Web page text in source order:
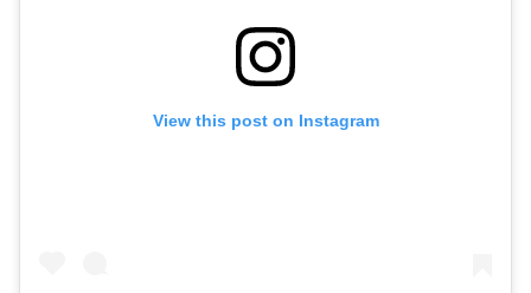
View this post on Instagram